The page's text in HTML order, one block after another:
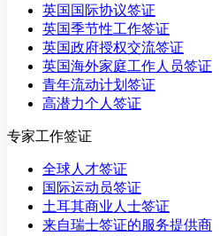
英国国际协议签证
英国季节性工作签证
英国政府授权交流签证
英国海外家庭工作人员签证
青年流动计划签证
高潜力个人签证
专家工作签证
全球人才签证
国际运动员签证
土耳其商业人士签证
来自瑞士签证的服务提供商